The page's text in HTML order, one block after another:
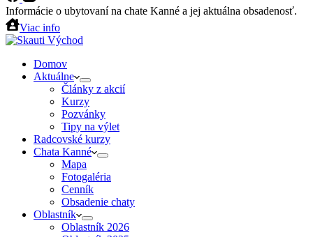
Informácie o ubytovaní na chate Kanné a jej aktuálna obsadenosť.
Viac info
Domov
Aktuálne
Články z akcií
Kurzy
Pozvánky
Tipy na výlet
Radcovské kurzy
Chata Kanné
Mapa
Fotogaléria
Cenník
Obsadenie chaty
Oblastník
Oblastník 2026